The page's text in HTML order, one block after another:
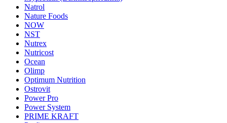
Natrol
Nature Foods
NOW
NST
Nutrex
Nutricost
Ocean
Olimp
Optimum Nutrition
Ostrovit
Power Pro
Power System
PRIME KRAFT